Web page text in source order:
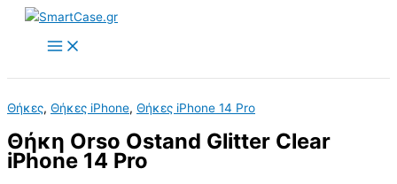
Skip
content
Θήκες, Θήκες iPhone, Θήκες iPhone 14 Pro
Θήκη Orso Ostand Glitter Clear
iPhone 14 Pro